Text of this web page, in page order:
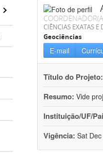
CIÊNCIAS EXATAS E
Geociências
E-mail
Título do Projeto:
Resumo: Vide
Instituição/UF/
Vigência: Sat